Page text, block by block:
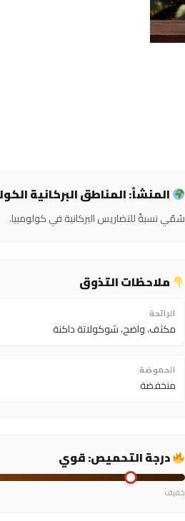
المنشأ: المناطق البركانية
سُمّي نسبةً للتضاريس البركانية في كولومبيا.
ملاحظات التذوق
الرائحة
مكثف، واضح، شوكولاتة داكنة
الحموضة
منخفضة
درجة التحميص: قوي
خفيف